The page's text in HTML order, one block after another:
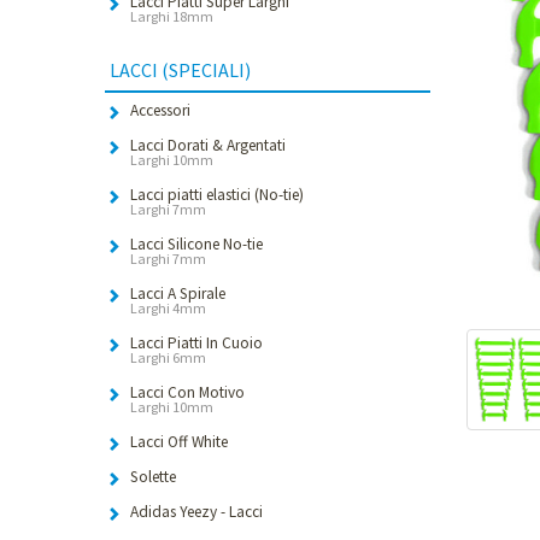
Larghi 18mm
LACCI (SPECIALI)
Accessori
Lacci Dorati & Argentati
Larghi 10mm
Lacci piatti elastici (No-tie)
Larghi 7mm
Lacci Silicone No-tie
Larghi 7mm
Lacci A Spirale
Larghi 4mm
Lacci Piatti In Cuoio
Larghi 6mm
Lacci Con Motivo
Larghi 10mm
Lacci Off White
Solette
Adidas Yeezy - Lacci